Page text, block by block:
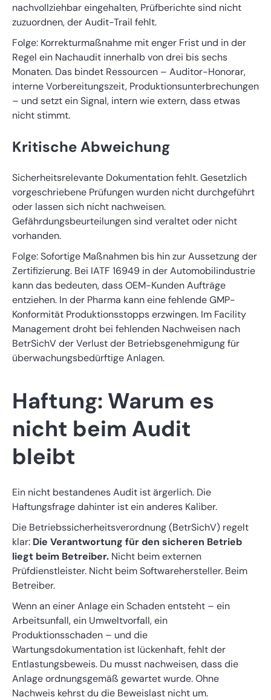
nachvollziehbar eingehalten, Prüfberichte sind nicht
zuzuordnen, der Audit-Trail fehlt.
Folge: Korrekturmaßnahme mit enger Frist und in der
Regel ein Nachaudit innerhalb von drei bis sechs
Monaten. Das bindet Ressourcen – Auditor-Honorar,
interne Vorbereitungszeit, Produktionsunterbrechungen
– und setzt ein Signal, intern wie extern, dass etwas
nicht stimmt.
Kritische Abweichung
Sicherheitsrelevante Dokumentation fehlt. Gesetzlich
vorgeschriebene Prüfungen wurden nicht durchgeführt
oder lassen sich nicht nachweisen.
Gefährdungsbeurteilungen sind veraltet oder nicht
vorhanden.
Folge: Sofortige Maßnahmen bis hin zur Aussetzung der
Zertifizierung. Bei IATF 16949 in der Automobilindustrie
kann das bedeuten, dass OEM-Kunden Aufträge
entziehen. In der Pharma kann eine fehlende GMP-
Konformität Produktionsstopps erzwingen. Im Facility
Management droht bei fehlenden Nachweisen nach
BetrSichV der Verlust der Betriebsgenehmigung für
überwachungsbedürftige Anlagen.
Haftung: Warum es
nicht beim Audit
bleibt
Ein nicht bestandenes Audit ist ärgerlich. Die
Haftungsfrage dahinter ist ein anderes Kaliber.
Die Betriebssicherheitsverordnung (BetrSichV) regelt
klar: Die Verantwortung für den sicheren Betrieb
liegt beim Betreiber. Nicht beim externen
Prüfdienstleister. Nicht beim Softwarehersteller. Beim
Betreiber.
Wenn an einer Anlage ein Schaden entsteht – ein
Arbeitsunfall, ein Umweltvorfall, ein
Produktionsschaden – und die
Wartungsdokumentation ist lückenhaft, fehlt der
Entlastungsbeweis. Du musst nachweisen, dass die
Anlage ordnungsgemäß gewartet wurde. Ohne
Nachweis kehrst du die Beweislast nicht um.